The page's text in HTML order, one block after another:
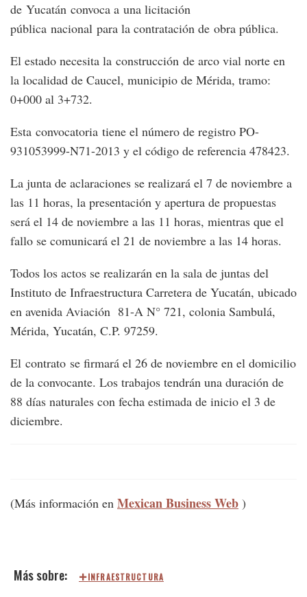
de Yucatán convoca a una licitación
pública nacional para la contratación de obra pública.
El estado necesita la construcción de arco vial norte en
la localidad de Caucel, municipio de Mérida, tramo:
0+000 al 3+732.
Esta convocatoria tiene el número de registro PO-
931053999-N71-2013 y el código de referencia 478423.
La junta de aclaraciones se realizará el 7 de noviembre a
las 11 horas, la presentación y apertura de propuestas
será el 14 de noviembre a las 11 horas, mientras que el
fallo se comunicará el 21 de noviembre a las 14 horas.
Todos los actos se realizarán en la sala de juntas del
Instituto de Infraestructura Carretera de Yucatán, ubicado
en avenida Aviación 81-A N° 721, colonia Sambulá,
Mérida, Yucatán, C.P. 97259.
El contrato se firmará el 26 de noviembre en el domicilio
de la convocante. Los trabajos tendrán una duración de
88 días naturales con fecha estimada de inicio el 3 de
diciembre.
(Más información en Mexican Business Web )
INFRAESTRUCTURA